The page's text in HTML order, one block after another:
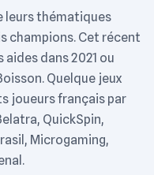
leurs thématiques
champions. Cet récent
dans 2021 ou
Quelque jeux
joueurs français par
QuickSpin,
Microgaming,